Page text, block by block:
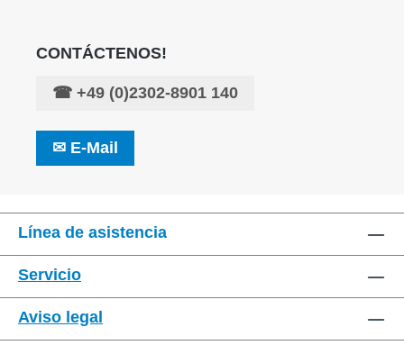
CONTÁCTENOS!
☎ +49 (0)2302-8901 140
✉ E-Mail
Línea de asistencia
Servicio
Aviso legal